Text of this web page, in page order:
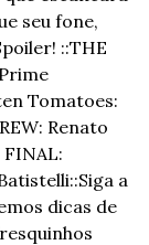
seu fone,
::THE
Tomatoes:
Renato
FINAL:
::Siga a
dicas de